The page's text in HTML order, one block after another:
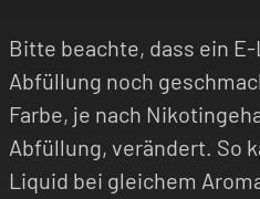
Bitte beachte, dass ein
Abfüllung noch
Farbe, je nach
Abfüllung, verändert. So
Liquid bei gleichem